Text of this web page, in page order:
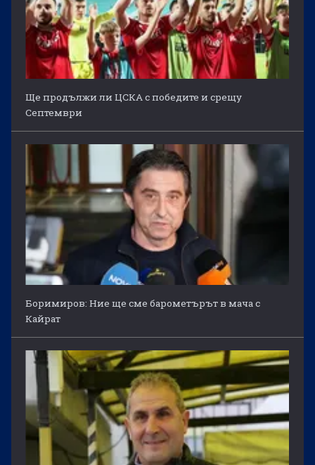
Ще продължи ли ЦСКА с победите и срещу
Септември
Боримиров: Ние ще сме барометърът в мача с
Кайрат